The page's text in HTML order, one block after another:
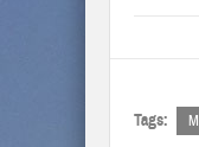
Tags: